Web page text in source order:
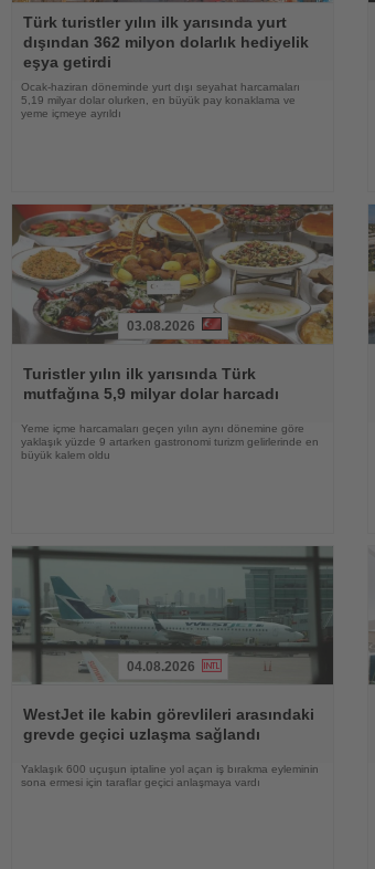
Oku
Türk turistler yılın ilk yarısında yurt
dışından 362 milyon dolarlık hediyelik
eşya getirdi
Ocak-haziran döneminde yurt dışı seyahat harcamaları
5,19 milyar dolar olurken, en büyük pay konaklama ve
yeme içmeye ayrıldı
Oku
03.08.2026
Turistler yılın ilk yarısında Türk
mutfağına 5,9 milyar dolar harcadı
Yeme içme harcamaları geçen yılın aynı dönemine göre
yaklaşık yüzde 9 artarken gastronomi turizm gelirlerinde en
büyük kalem oldu
Oku
04.08.2026
WestJet ile kabin görevlileri arasındaki
grevde geçici uzlaşma sağlandı
Yaklaşık 600 uçuşun iptaline yol açan iş bırakma eyleminin
sona ermesi için taraflar geçici anlaşmaya vardı